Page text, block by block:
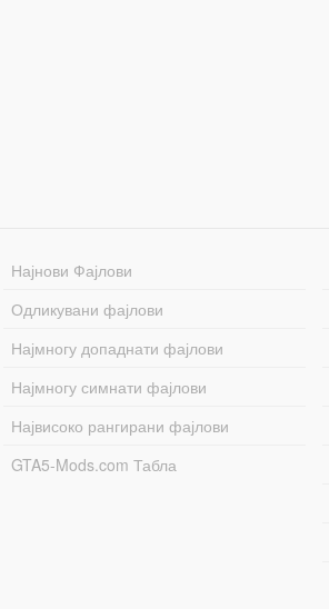
Најнови Фајлови
Одликувани фајлови
Најмногу допаднати фајлови
Најмногу симнати фајлови
Највисоко рангирани фајлови
GTA5-Mods.com Табла